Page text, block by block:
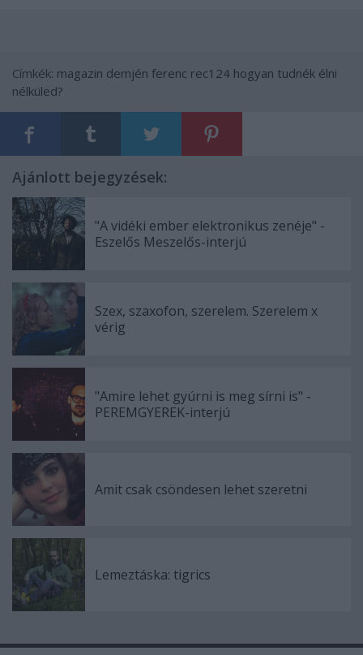
Címkék: magazin demjén ferenc rec124 hogyan tudnék élni
nélküled?
Ajánlott bejegyzések:
"A vidéki ember elektronikus zenéje" -
Eszelős Meszelős-interjú
Szex, szaxofon, szerelem. Szerelem x
vérig
"Amire lehet gyúrni is meg sírni is" -
PEREMGYEREK-interjú
Amit csak csöndesen lehet szeretni
Lemeztáska: tigrics